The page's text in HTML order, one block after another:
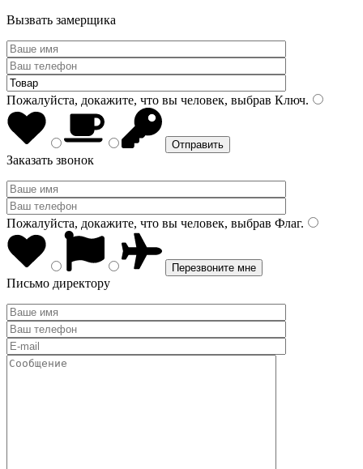
Вызвать замерщика
Пожалуйста, докажите, что вы человек, выбрав Ключ.
Заказать звонок
Пожалуйста, докажите, что вы человек, выбрав Флаг.
Письмо директору